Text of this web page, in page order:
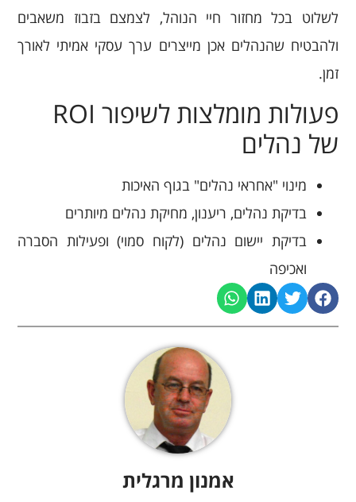
לשלוט בכל מחזור חיי הנוהל, לצמצם בזבוז משאבים
ולהבטיח שהנהלים אכן מייצרים ערך עסקי אמיתי לאורך
זמן.
פעולות מומלצות לשיפור ROI
של נהלים
מינוי "אחראי נהלים" בגוף האיכות
בדיקת נהלים, ריענון, מחיקת נהלים מיותרים
בדיקת יישום נהלים (לקוח סמוי) ופעילות הסברה
ואכיפה
אמנון מרגלית